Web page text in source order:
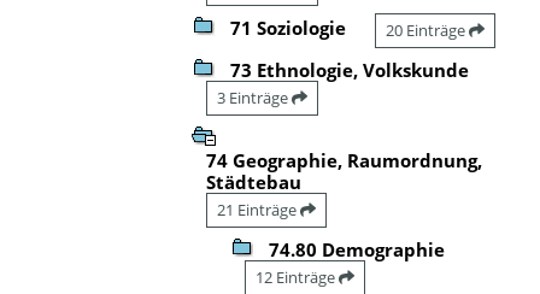
71 Soziologie 20 Einträge
73 Ethnologie, Volkskunde
3 Einträge
74 Geographie, Raumordnung,
Städtebau
21 Einträge
74.80 Demographie
12 Einträge